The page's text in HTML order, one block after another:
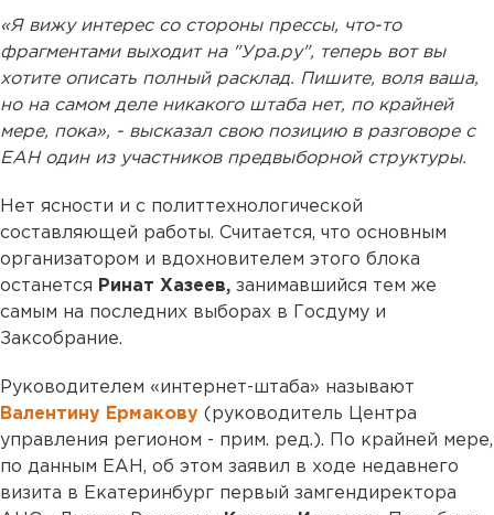
«Я вижу интерес со стороны прессы, что-то
фрагментами выходит на "Ура.ру", теперь вот вы
хотите описать полный расклад. Пишите, воля ваша,
но на самом деле никакого штаба нет, по крайней
мере, пока», - высказал свою позицию в разговоре с
ЕАН один из участников предвыборной структуры.
Нет ясности и с политтехнологической
составляющей работы. Считается, что основным
организатором и вдохновителем этого блока
останется Ринат Хазеев, занимавшийся тем же
самым на последних выборах в Госдуму и
Заксобрание.
Руководителем «интернет-штаба» называют
Валентину Ермакову (руководитель Центра
управления регионом - прим. ред.). По крайней мере,
по данным ЕАН, об этом заявил в ходе недавнего
визита в Екатеринбург первый замгендиректора